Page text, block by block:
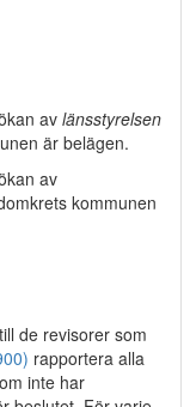
av länsstyrelsen
är belägen.
av
kommunen
de revisorer som
rapportera alla
inte har